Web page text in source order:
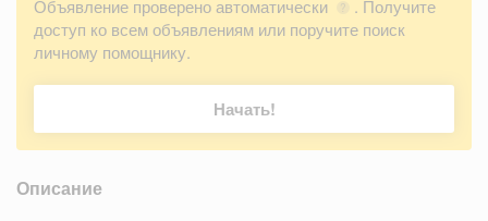
Объявление проверено автоматически ?
. Получите
доступ ко всем объявлениям или поручите поиск
личному помощнику.
Начать!
Описание